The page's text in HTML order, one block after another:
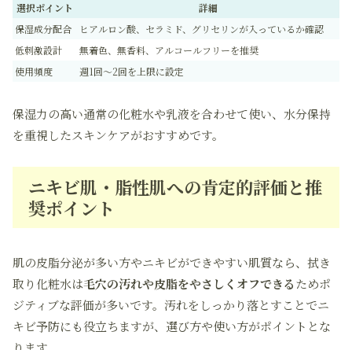
選択ポイント
詳細
保湿成分配合
ヒアルロン酸、セラミド、グリセリンが入っているか確認
低刺激設計
無着色、無香料、アルコールフリーを推奨
使用頻度
週1回〜2回を上限に設定
保湿力の高い通常の化粧水や乳液を合わせて使い、水分保持
を重視したスキンケアがおすすめです。
ニキビ肌・脂性肌への肯定的評価と推
奨ポイント
肌の皮脂分泌が多い方やニキビができやすい肌質なら、拭き
取り化粧水は毛穴の汚れや皮脂をやさしくオフできるためポ
ジティブな評価が多いです。汚れをしっかり落とすことでニ
キビ予防にも役立ちますが、選び方や使い方がポイントとな